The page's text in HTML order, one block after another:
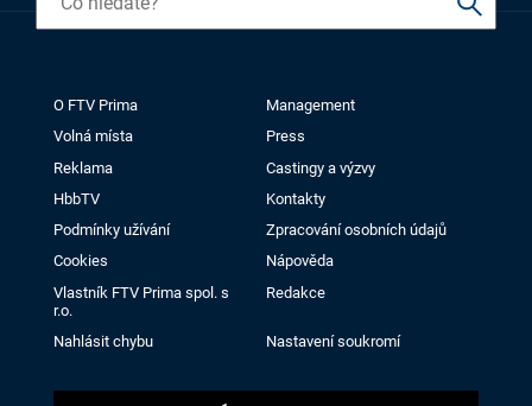
O FTV Prima
Management
Volná místa
Press
Reklama
Castingy a výzvy
HbbTV
Kontakty
Podmínky užívání
Zpracování osobních údajů
Cookies
Nápověda
Vlastník FTV Prima spol. s
r.o.
Redakce
Nahlásit chybu Nastavení soukromí